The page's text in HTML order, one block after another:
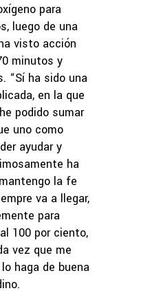
para
luego de una
visto acción
minutos y
“Sí ha sido una
en la que
podido sumar
uno como
ayudar y
ha
la fe
va a llegar,
para
100 por ciento,
vez que me
haga de buena